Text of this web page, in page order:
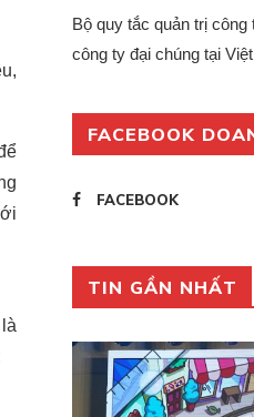
Bộ quy tắc quản trị
công ty đại chúng tại
FACEBOOK
FACEBOOK
TIN GẦN NHẤT